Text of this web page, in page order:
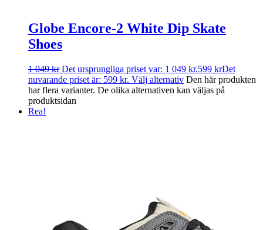
Globe Encore-2 White Dip Skate
Shoes
1 049kr Det ursprungliga priset var: 1 049 kr.599 krDet
nuvarande priset är: 599 kr. Välj alternativ Den här produkten
har flera varianter. De olika alternativen kan väljas på
produktsidan
Rea!